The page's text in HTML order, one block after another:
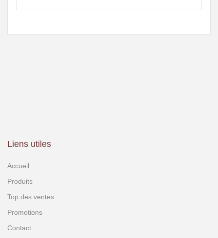
Liens utiles
Accueil
Produits
Top des ventes
Promotions
Contact